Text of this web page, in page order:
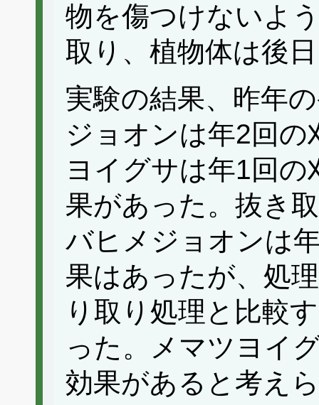
物を傷つけないよ
取り、植物体は後
実験の結果、昨年
ジョオンは年2回
ヨイグサは年1回
果があった。抜き
バヒメジョオンは
果はあったが、処
り取り処理と比較
った。メマツヨイ
効果があると考え